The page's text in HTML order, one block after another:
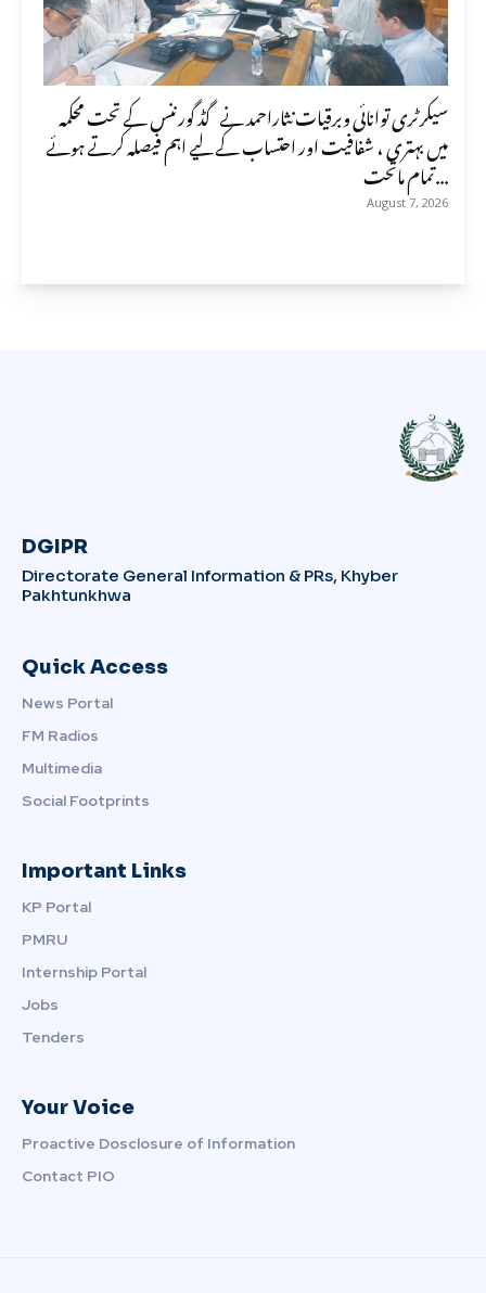
سیکرٹری توانائی وبرقیات نثاراحمد نے گڈ گورننس کے تحت محکمہ
میں بہتری ، شفافیت اور احتساب کے لیے اہم فیصلہ کرتے ہوئے
تمام ماتحت...
August 7, 2026
DGIPR
Directorate General Information & PRs, Khyber
Pakhtunkhwa
Quick Access
News Portal
FM Radios
Multimedia
Social Footprints
Important Links
KP Portal
PMRU
Internship Portal
Jobs
Tenders
Your Voice
Proactive Dosclosure of Information
Contact PIO